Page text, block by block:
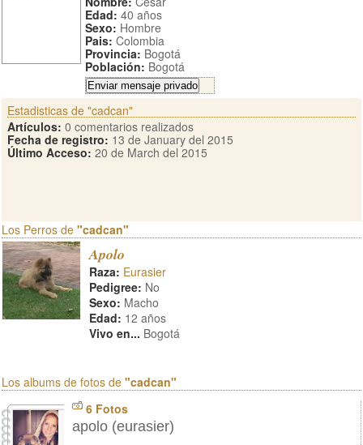
Edad: 40 años
Sexo: Hombre
Pais: Colombia
Provincia: Bogotá
Población: Bogotá
Estadisticas de "cadcan"
Artículos: 0 comentarios realizados
Fecha de registro: 13 de January del 2015
Último Acceso: 20 de March del 2015
Los Perros de "cadcan"
Apolo
Raza: Eurasier
Pedigree: No
Sexo: Macho
Edad: 12 años
Vivo en... Bogotá
Los albums de fotos de "cadcan"
6 Fotos
apolo (eurasier)